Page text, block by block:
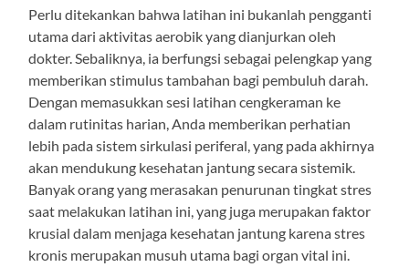
Perlu ditekankan bahwa latihan ini bukanlah pengganti
utama dari aktivitas aerobik yang dianjurkan oleh
dokter. Sebaliknya, ia berfungsi sebagai pelengkap yang
memberikan stimulus tambahan bagi pembuluh darah.
Dengan memasukkan sesi latihan cengkeraman ke
dalam rutinitas harian, Anda memberikan perhatian
lebih pada sistem sirkulasi periferal, yang pada akhirnya
akan mendukung kesehatan jantung secara sistemik.
Banyak orang yang merasakan penurunan tingkat stres
saat melakukan latihan ini, yang juga merupakan faktor
krusial dalam menjaga kesehatan jantung karena stres
kronis merupakan musuh utama bagi organ vital ini.